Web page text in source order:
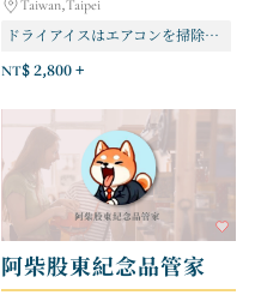
Taiwan,Taipei
ドライアイスはエアコンを掃除する
NT$ 2,800 +
阿柴股東紀念品管家